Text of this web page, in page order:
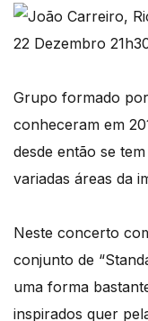
Grupo formado
conheceram em
desde então se
variadas áreas da
Neste concerto
conjunto de
uma forma
inspirados quer